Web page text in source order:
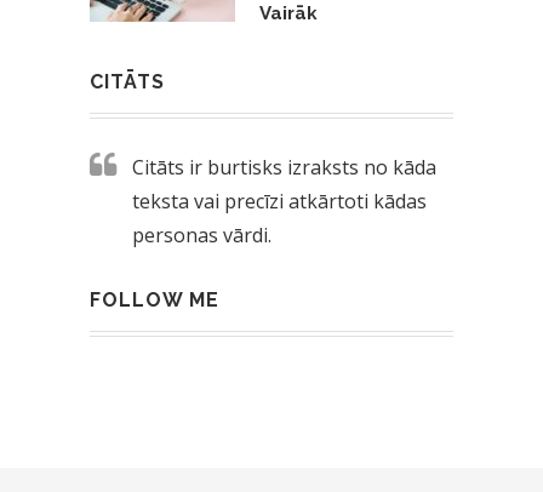
Vairāk
CITĀTS
Citāts ir burtisks izraksts no kāda
teksta vai precīzi atkārtoti kādas
personas vārdi.
FOLLOW ME